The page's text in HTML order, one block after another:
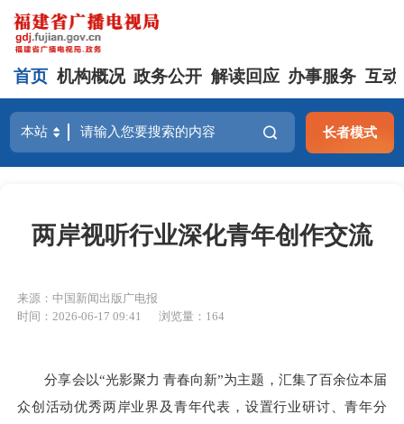
首页 机构概况 政务公开 解读回应 办事服务 互动
长者模式
两岸视听行业深化青年创作交流
来源：中国新闻出版广电报
时间：2026-06-17 09:41
浏览量：164
分享会以“光影聚力 青春向新”为主题，汇集了百余位本届
众创活动优秀两岸业界及青年代表，设置行业研讨、青年分